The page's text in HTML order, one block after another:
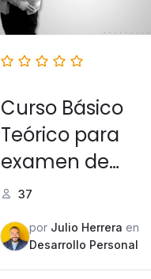
Curso Básico
Teórico para
examen de
manejo en New
Jersey
37
por Julio Herrera en
Desarrollo Personal